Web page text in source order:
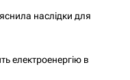
наслідки для
електроенергію в